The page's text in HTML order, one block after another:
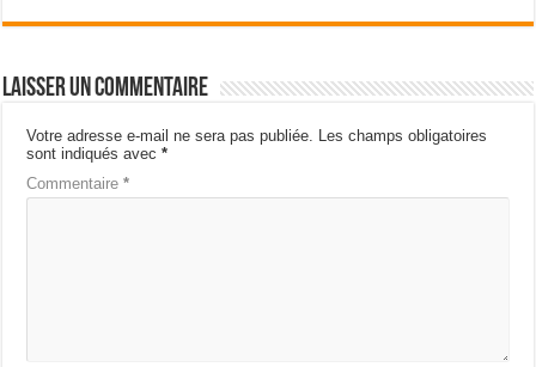
Laisser un commentaire
Votre adresse e-mail ne sera pas publiée. Les champs obligatoires
sont indiqués avec*
Commentaire*